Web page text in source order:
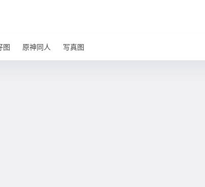
图 原神同人 写真图